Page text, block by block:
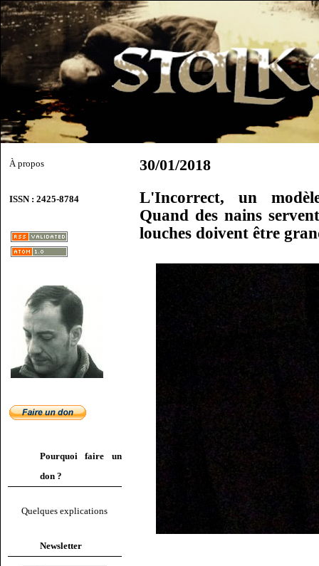
À propos
ISSN : 2425-8784
Pourquoi faire un
don ?
Quelques explications
Newsletter
30/01/2018
L'Incorrect, un
Quand des nains
louches doivent être